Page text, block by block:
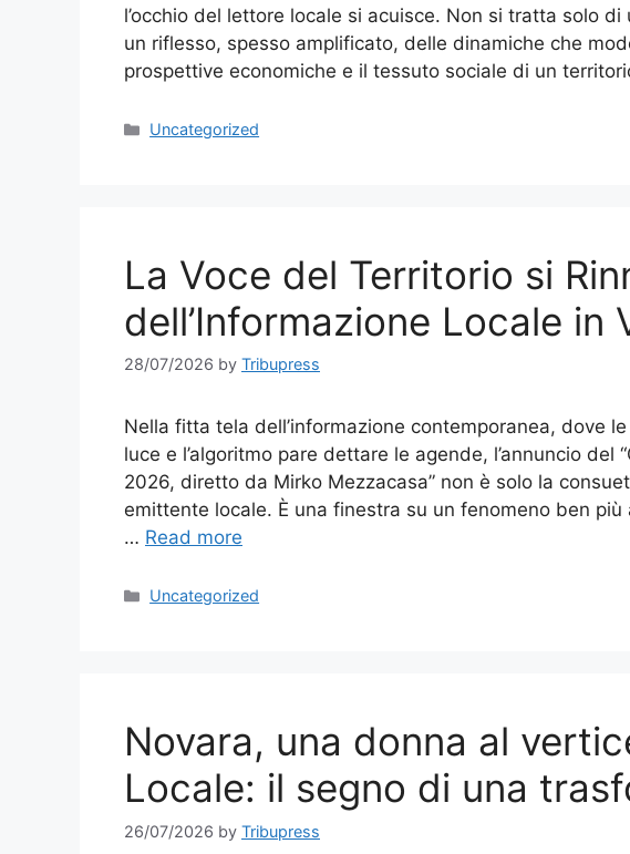
l’occhio del lettore locale si acuisce. Non si tratta solo
un riflesso, spesso amplificato, delle dinamiche che
prospettive economiche e il tessuto sociale di un
Categories
Uncategorized
La Voce del Territorio si
dell’Informazione Locale in
28/07/2026 by Tribupress
Nella fitta tela dell’informazione contemporanea, dove
luce e l’algoritmo pare dettare le agende, l’annuncio del
2026, diretto da Mirko Mezzacasa” non è solo la
emittente locale. È una finestra su un fenomeno ben
… Read more
Categories
Uncategorized
Novara, una donna al
Locale: il segno di una
26/07/2026 by Tribupress